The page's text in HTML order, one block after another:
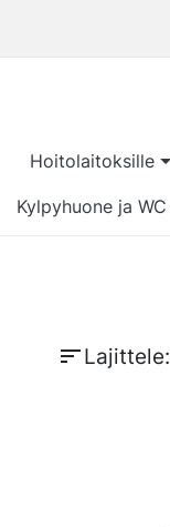
Hoitolaitoksille
Kylpyhuone ja WC
sortLajittele: